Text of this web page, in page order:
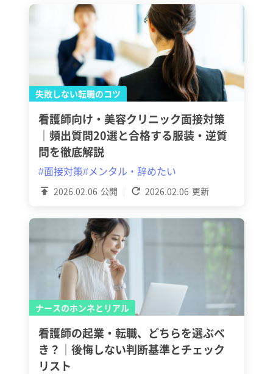
失敗しない転職のコツ
2026.02.06 公開 2026.02.06 更新
看護師向け・美容クリニック面接対策
｜頻出質問20選と合格する服装・逆質
問を徹底解説
#面接対策#メンタル・辞めたい
ナースのホンネとリアル
看護師の起業・転職、どちらを選ぶべ
き？｜後悔しない判断基準とチェック
リスト